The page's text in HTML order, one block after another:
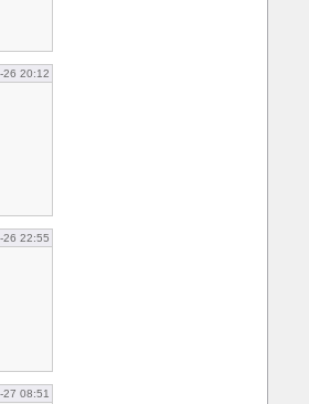
26 20:12
26 22:55
27 08:51